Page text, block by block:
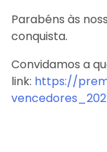
Parabéns às
conquista.
Convidamos a
link: https://